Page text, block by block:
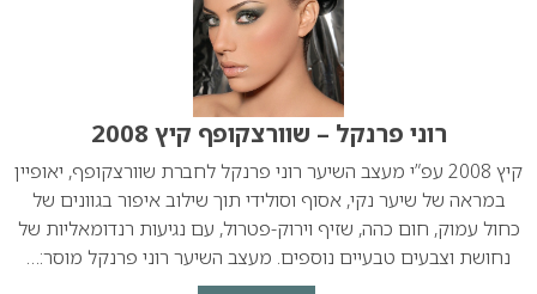
רוני פרנקל – שוורצקופף קיץ 2008
קיץ 2008 עפ”י מעצב השיער רוני פרנקל לחברת שוורצקופף, יאופיין
במראה של שיער נקי, אסוף וסולידי תוך שילוב איפור בגוונים של
כחול עמוק, חום כהה, שזיף וירוק-פטרול, עם נגיעות רנדומאליות של
נחושת וצבעים טבעיים נוספים. מעצב השיער רוני פרנקל מוסר:…